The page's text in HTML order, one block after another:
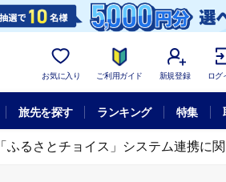
お気に入り ご利用ガイド 新規登録 ログ
旅先を探す ランキング 特集
「ふるさとチョイス」システム連携に